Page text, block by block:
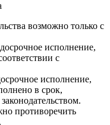
возможно только с
исполнение,
с
исполнение,
в срок,
противоречить